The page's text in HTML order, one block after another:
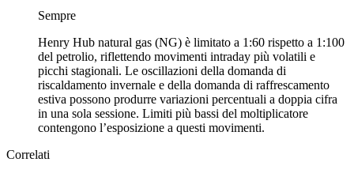
Sempre
Henry Hub natural gas (NG) è limitato a 1:60 rispetto a 1:100
del petrolio, riflettendo movimenti intraday più volatili e
picchi stagionali. Le oscillazioni della domanda di
riscaldamento invernale e della domanda di raffrescamento
estiva possono produrre variazioni percentuali a doppia cifra
in una sola sessione. Limiti più bassi del moltiplicatore
contengono l’esposizione a questi movimenti.
Correlati